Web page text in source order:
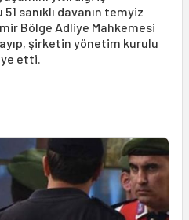
sanıklı davanın temyiz
Bölge Adliye Mahkemesi
şirketin yönetim kurulu
etti.